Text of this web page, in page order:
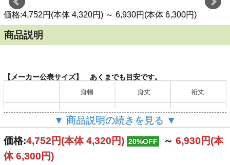
価格:4,752円(本体 4,320円) ～ 6,930円(本体 6,300円)
商品説明
【メーカー公表サイズ】 あくまでも目安です。
▼ 商品説明の続きを見る ▼
価格:4,752円(本体 4,320円) 20%OFF ～ 6,930円(本
体 6,300円)